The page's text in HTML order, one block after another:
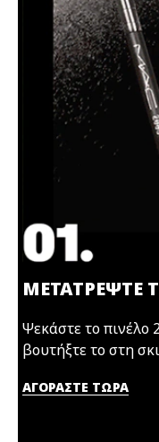
ΜΕΤΑΤΡΕΨΤΕ
Ψεκάστε το πινέλο
βουτήξτε το στη
ΑΓΟΡΑΣΤΕ ΤΩΡΑ